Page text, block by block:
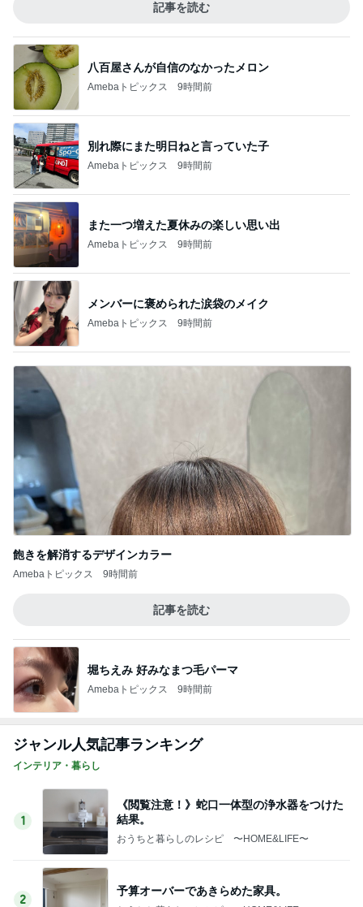
記事を読む
八百屋さんが自信のなかったメロン
Amebaトピックス 9時間前
別れ際にまた明日ねと言っていた子
Amebaトピックス 9時間前
また一つ増えた夏休みの楽しい思い出
Amebaトピックス 9時間前
メンバーに褒められた涙袋のメイク
Amebaトピックス 9時間前
飽きを解消するデザインカラー
Amebaトピックス 9時間前
記事を読む
堀ちえみ 好みなまつ毛パーマ
Amebaトピックス 9時間前
ジャンル人気記事ランキング
インテリア・暮らし
1
《閲覧注意！》蛇口一体型の浄水器をつけた
結果。
おうちと暮らしのレシピ 〜HOME&LIFE〜
2
予算オーバーであきらめた家具。